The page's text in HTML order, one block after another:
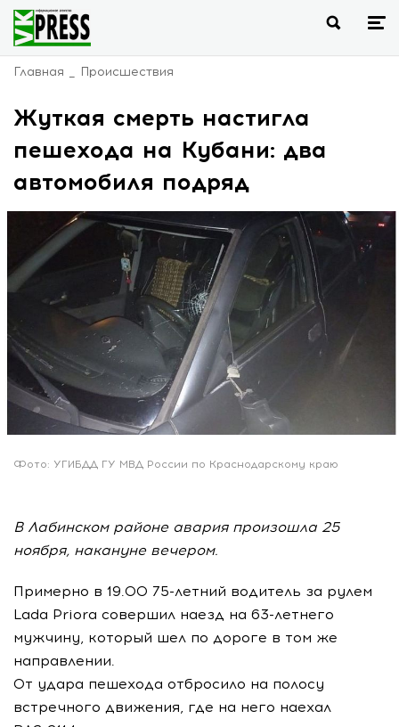
Главная Происшествия
Жуткая смерть настигла
пешехода на Кубани: два
автомобиля подряд
Фото: УГИБДД ГУ МВД России по Краснодарскому краю
В Лабинском районе авария произошла 25
ноября, накануне вечером.
Примерно в 19.00 75-летний водитель за рулем
Lada Priora совершил наезд на 63-летнего
мужчину, который шел по дороге в том же
направлении.
От удара пешехода отбросило на полосу
встречного движения, где на него наехал